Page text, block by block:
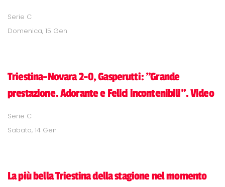
Serie C
Domenica, 15 Gen
Triestina-Novara 2-0, Gasperutti: "Grande
prestazione. Adorante e Felici incontenibili". Video
Serie C
Sabato, 14 Gen
La più bella Triestina della stagione nel momento